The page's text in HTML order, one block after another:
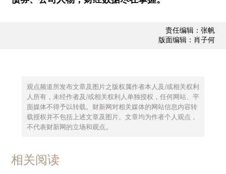
责任编辑：张帆
版面编辑：肖子何
观点频道所发布文章及图片之版权属作者本人及/或相关权利
人所有，未经作者及/或相关权利人单独授权，任何网站、平
面媒体不得予以转载。财新网对相关媒体的网站信息内容转
载授权并不包括上述文章及图片。文章均为作者个人观点，
不代表财新网的立场和观点。
相关阅读